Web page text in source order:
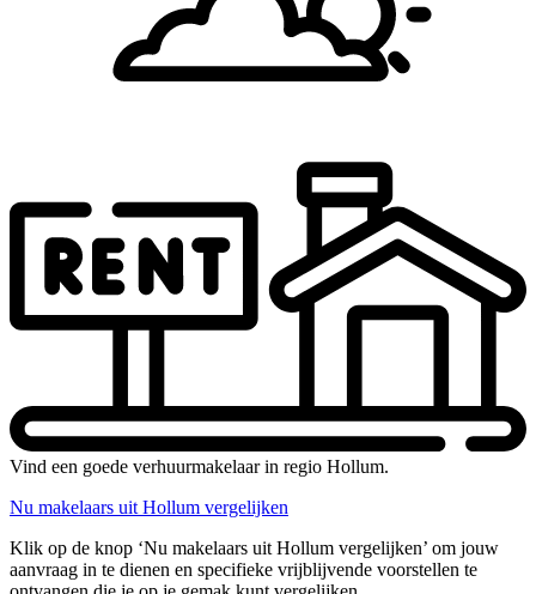
Vind een goede verhuurmakelaar in regio Hollum.
Nu makelaars uit Hollum vergelijken
Klik op de knop ‘Nu makelaars uit Hollum vergelijken’ om jouw
aanvraag in te dienen en specifieke vrijblijvende voorstellen te